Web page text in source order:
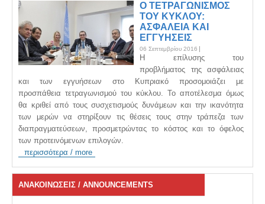
Ο ΤΕΤΡΑΓΩΝΙΣΜΟΣ
ΤΟΥ ΚΥΚΛΟΥ:
ΑΣΦΑΛΕΙΑ ΚΑΙ
ΕΓΓΥΗΣΕΙΣ
06 Σεπτεμβρίου 2016
H επίλυσης του
προβλήματος της ασφάλειας
και των εγγυήσεων στο Κυπριακό προσομοιάζει με
προσπάθεια τετραγωνισμού του κύκλου. Το αποτέλεσμα όμως
θα κριθεί από τους συσχετισμούς δυνάμεων και την ικανότητα
των μερών να στηρίξουν τις θέσεις τους στην τράπεζα των
διαπραγματεύσεων, προσμετρώντας το κόστος και το όφελος
των προτεινόμενων επιλογών.
περισσότερα / more
ΑΝΑΚΟΙΝΩΣΕΙΣ / ANNOUNCEMENTS